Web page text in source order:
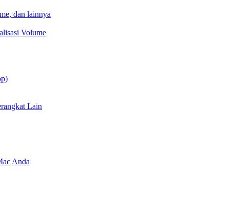
dan lainnya
Volume
Lain
Anda